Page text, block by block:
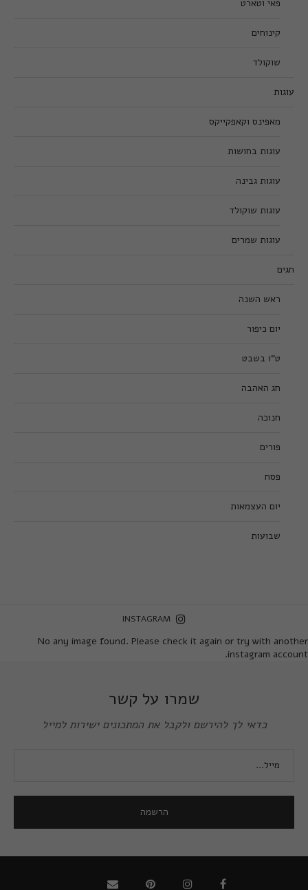
פאי וטארט
קינוחים
שוקולד
עוגות
מאפינס וקאפקייקס
עוגות בחושות
עוגות גבינה
עוגות שוקולד
עוגות שמרים
חגים
ראש השנה
יום כיפור
ט”ו בשבט
חג האהבה
חנוכה
פורים
פסח
יום העצמאות
שבועות
INSTAGRAM
No any image found. Please check it again or try with another
instagram account.
שמרו על קשר
כדאי לך להירשם ולקבל את המתכונים ישירות למייל